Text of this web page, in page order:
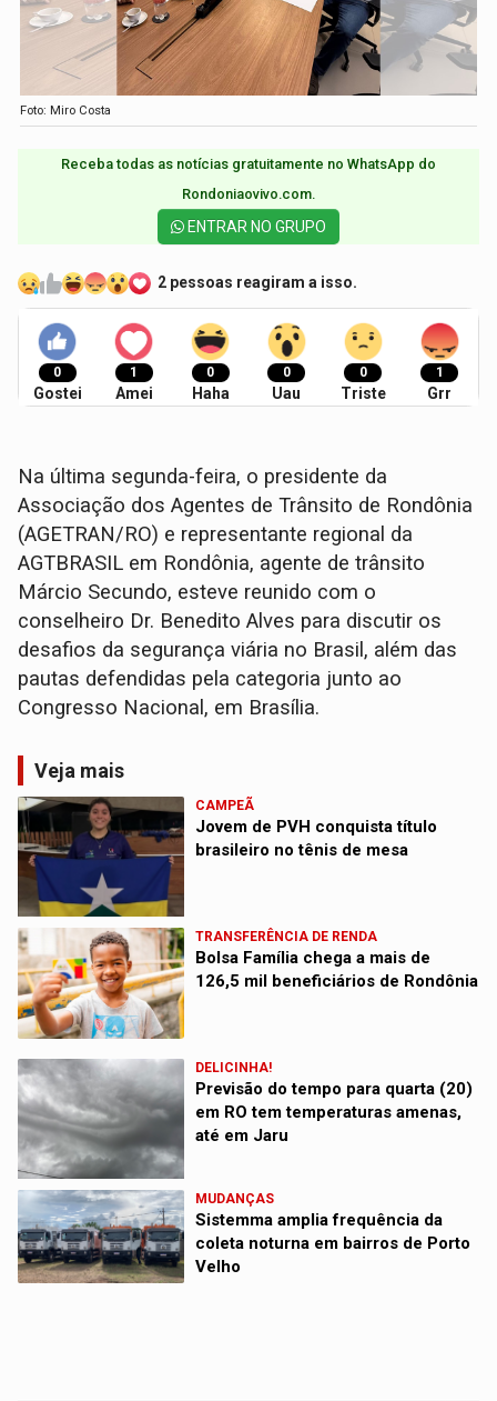
Foto: Miro Costa
Receba todas as notícias gratuitamente no WhatsApp do
Rondoniaovivo.com.​
ENTRAR NO GRUPO
2 pessoas reagiram a isso.
0
Gostei
1
Amei
0
Haha
0
Uau
0
Triste
1
Grr
Na última segunda-feira, o presidente da
Associação dos Agentes de Trânsito de Rondônia
(AGETRAN/RO) e representante regional da
AGTBRASIL em Rondônia, agente de trânsito
Márcio Secundo, esteve reunido com o
conselheiro Dr. Benedito Alves para discutir os
desafios da segurança viária no Brasil, além das
pautas defendidas pela categoria junto ao
Congresso Nacional, em Brasília.
Veja mais
CAMPEÃ
Jovem de PVH conquista título
brasileiro no tênis de mesa
TRANSFERÊNCIA DE RENDA
Bolsa Família chega a mais de
126,5 mil beneficiários de Rondônia
DELICINHA!
Previsão do tempo para quarta (20)
em RO tem temperaturas amenas,
até em Jaru
MUDANÇAS
Sistemma amplia frequência da
coleta noturna em bairros de Porto
Velho